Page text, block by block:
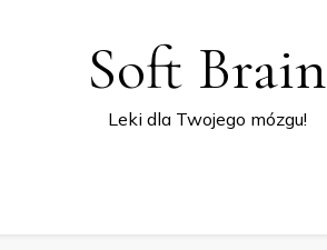
Soft Brain
Leki dla Twojego mózgu!